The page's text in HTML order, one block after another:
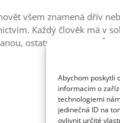
Abychom poskytli
informacím o
technologiemi
jedinečná ID na
ovlivnit určité
všem znamená dřív
Každý člověk má v
ostatní vypadnou.